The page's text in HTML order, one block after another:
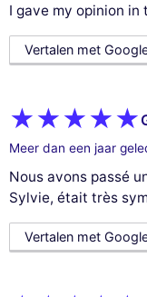
I gave my opinion in
Vertalen met
Meer dan een jaar
Nous avons passé
Sylvie, était très
Vertalen met